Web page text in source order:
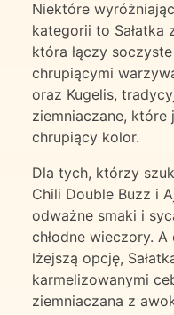
Niektóre
kategorii to Sałatka
która łączy
chrupiącymi
oraz Kugelis,
ziemniaczane, które
chrupiący kolor.
Dla tych, którzy
Chili Double Buzz i
odważne smaki i
chłodne wieczory.
lżejszą opcję,
karmelizowanymi
ziemniaczana z